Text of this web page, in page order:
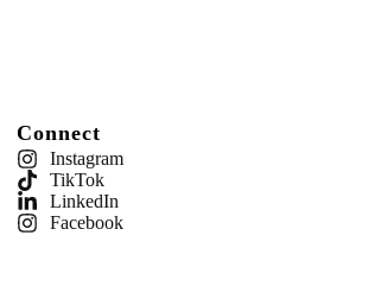
Connect
Instagram
TikTok
LinkedIn
Facebook